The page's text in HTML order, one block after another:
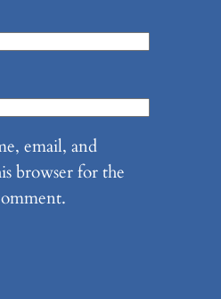
email, and
browser for the